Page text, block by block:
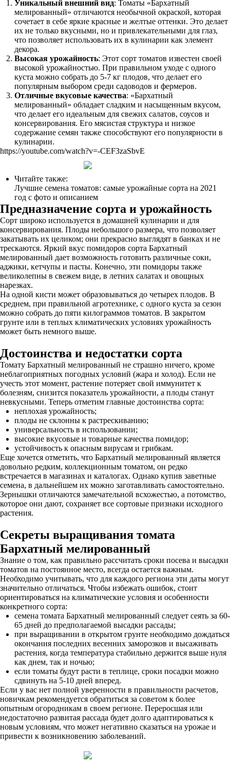
Уникальный внешний вид: Томаты «Бархатный
мелированный» отличаются необычной окраской, которая
сочетает в себе яркие красные и желтые оттенки. Это делает
их не только вкусными, но и привлекательными для глаз,
что позволяет использовать их в кулинарии как элемент
декора.
Высокая урожайность: Этот сорт томатов известен своей
высокой урожайностью. При правильном уходе с одного
куста можно собрать до 5-7 кг плодов, что делает его
популярным выбором среди садоводов и фермеров.
Отличные вкусовые качества: «Бархатный
мелированный» обладает сладким и насыщенным вкусом,
что делает его идеальным для свежих салатов, соусов и
консервирования. Его мясистая структура и низкое
содержание семян также способствуют его популярности в
кулинарии.
https://youtube.com/watch?v=-CEF3zaSbvE
Читайте также:
Лучшие семена томатов: самые урожайные сорта на 2021
год с фото и описанием
Предназначение сорта и урожайность
Сорт широко используется в домашней кулинарии и для
консервирования. Плоды небольшого размера, что позволяет
закатывать их целиком; они прекрасно выглядят в банках и не
трескаются. Яркий вкус помидоров сорта Бархатный
мелированный дает возможность готовить различные соки,
аджики, кетчупы и пасты. Конечно, эти помидоры также
великолепны в свежем виде, в летних салатах и овощных
нарезках.
На одной кисти может образовываться до четырех плодов. В
среднем, при правильной агротехнике, с одного куста за сезон
можно собрать до пяти килограммов томатов. В закрытом
грунте или в теплых климатических условиях урожайность
может быть немного выше.
Достоинства и недостатки сорта
Томату Бархатный мелированный не страшно ничего, кроме
неблагоприятных погодных условий (жара и холод). Если не
учесть этот момент, растение потеряет свой иммунитет к
болезням, снизится показатель урожайности, а плоды станут
невкусными. Теперь отметим главные достоинства сорта:
неплохая урожайность;
плоды не склонны к растрескиванию;
универсальность в использовании;
высокие вкусовые и товарные качества помидор;
устойчивость к опасным вирусам и грибкам.
Еще хочется отметить, что Бархатный мелированный является
довольно редким, коллекционным томатом, он редко
встречается в магазинах и каталогах. Однако купив заветные
семена, в дальнейшем их можно заготавливать самостоятельно.
Зернышки отличаются замечательной всхожестью, а потомство,
которое они дают, сохраняет все сортовые признаки исходного
растения.
Секреты выращивания томата
Бархатный мелированный
Знание о том, как правильно рассчитать сроки посева и высадки
томатов на постоянное место, всегда остается важным.
Необходимо учитывать, что для каждого региона эти даты могут
значительно отличаться. Чтобы избежать ошибок, стоит
ориентироваться на климатические условия и особенности
конкретного сорта:
семена томата Бархатный мелированный следует сеять за 60-
65 дней до предполагаемой высадки рассады;
при выращивании в открытом грунте необходимо дождаться
окончания последних весенних заморозков и высаживать
растения, когда температура стабильно держится выше нуля
как днем, так и ночью;
если томаты будут расти в теплице, сроки посадки можно
сдвинуть на 5-10 дней вперед.
Если у вас нет полной уверенности в правильности расчетов,
новичкам рекомендуется обратиться за советом к более
опытным огородникам в своем регионе. Переросшая или
недостаточно развитая рассада будет долго адаптироваться к
новым условиям, что может негативно сказаться на урожае и
привести к возникновению заболеваний.